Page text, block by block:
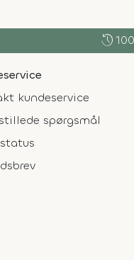
history
kundeservice
spørgsmål